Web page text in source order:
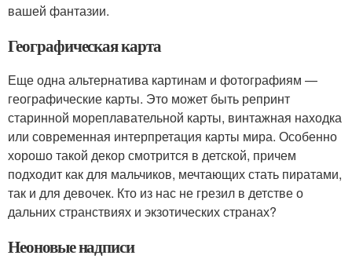
вашей фантазии.
Географическая карта
Еще одна альтернатива картинам и фотографиям —
географические карты. Это может быть репринт
старинной мореплавательной карты, винтажная находка
или современная интерпретация карты мира. Особенно
хорошо такой декор смотрится в детской, причем
подходит как для мальчиков, мечтающих стать пиратами,
так и для девочек. Кто из нас не грезил в детстве о
дальних странствиях и экзотических странах?
Неоновые надписи